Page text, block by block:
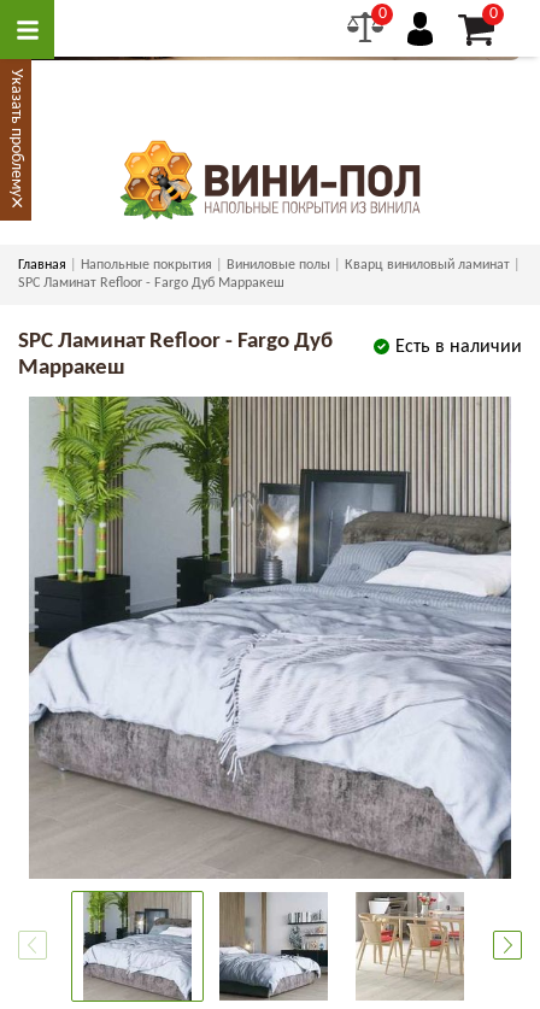
0 0
Главная Напольные покрытия Виниловые полы
Кварц виниловый ламинат
SPC Ламинат Refloor - Fargo Дуб Марракеш
Есть в наличии
SPC Ламинат Refloor - Fargo Дуб
Марракеш
Указать проблему
×